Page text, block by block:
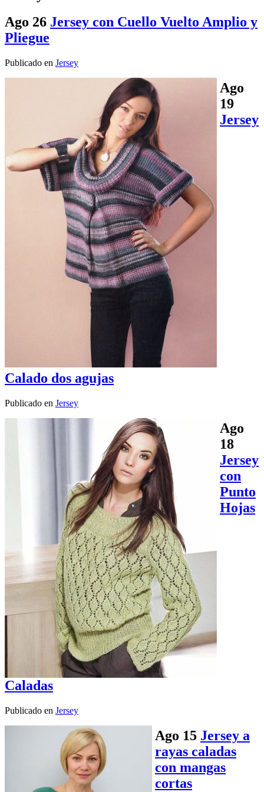
Ago 26 Jersey con Cuello Vuelto Amplio y
Pliegue
Publicado en Jersey
Ago
19
Jersey
Calado dos agujas
Publicado en Jersey
Ago
18
Jersey
con
Punto
Hojas
Caladas
Publicado en Jersey
Ago 15 Jersey a
rayas caladas
con mangas
cortas